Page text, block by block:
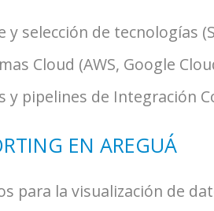
selección de tecnologías
Cloud (AWS, Google
pipelines de Integración
EN AREGUÁ
para la visualización de